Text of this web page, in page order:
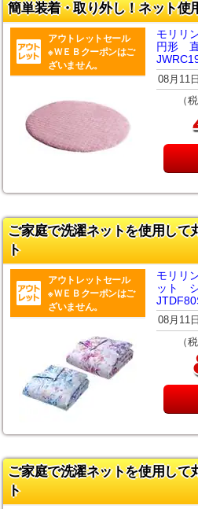
簡単装着・取り外し！ネット使
アウトレットセール
※ＷＥＢクーポンはご
ざいません。
モリリ
円形
08月11
（
ご家庭で洗濯ネットを使用して
ト
アウトレットセール
※ＷＥＢクーポンはご
ざいません。
モリリ
ット
08月11
（
ご家庭で洗濯ネットを使用して
ト